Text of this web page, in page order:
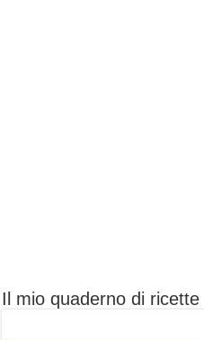
Il mio quaderno di ricette